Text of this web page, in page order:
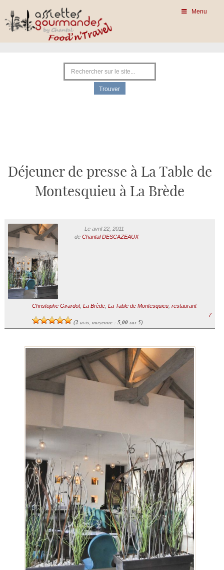
Menu
Déjeuner de presse à La Table de
Montesquieu à La Brède
Le avril 22, 2011
de Chantal DESCAZEAUX
Christophe Girardot, La Brède, La Table de Montesquieu, restaurant
(2 avis, moyenne : 5,00sur 5)
7